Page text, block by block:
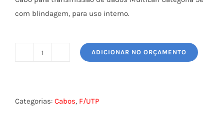
com blindagem, para uso interno.
CM
ADICIONAR NO ORÇAMENTO
Categorias: Cabos, F/UTP